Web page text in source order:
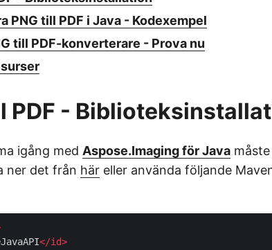
PNG till PDF i Java - Kodexempel
till PDF-konverterare - Prova nu
PDF -
igång med Aspose.Imaging för Java
ner det från här eller använda följande
</id>